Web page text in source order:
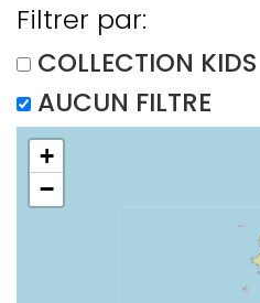
Filtrer par:
COLLECTION KIDS
AUCUN FILTRE
+
−